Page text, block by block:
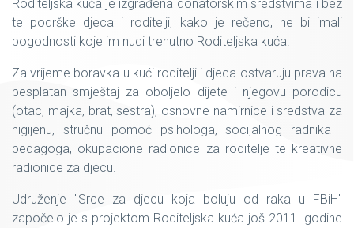
Roditeljska kuća je izgrađena donatorskim sredstvima i bez
te podrške djeca i roditelji, kako je rečeno, ne bi imali
pogodnosti koje im nudi trenutno Roditeljska kuća.
Za vrijeme boravka u kući roditelji i djeca ostvaruju prava na
besplatan smještaj za oboljelo dijete i njegovu porodicu
(otac, majka, brat, sestra), osnovne namirnice i sredstva za
higijenu, stručnu pomoć psihologa, socijalnog radnika i
pedagoga, okupacione radionice za roditelje te kreativne
radionice za djecu.
Udruženje "Srce za djecu koja boluju od raka u FBiH"
započelo je s projektom Roditeljska kuća još 2011. godine